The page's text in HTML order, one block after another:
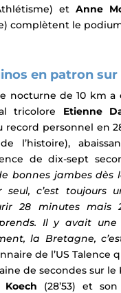
et Anne
complètent le
en patron sur
nocturne de 10 km
tricolore Etienne
record personnel en
l’histoire),
de dix-sept
bonnes jambes
seul, c’est toujours
28 minutes mais
Il y avait une
la Bretagne,
de l’US Talence
de secondes sur le
Koech (28’53) et